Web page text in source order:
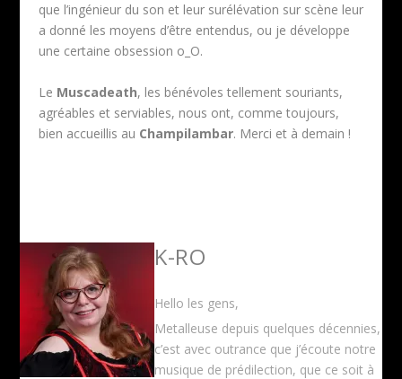
que l’ingénieur du son et leur surélévation sur scène leur
a donné les moyens d’être entendus, ou je développe
une certaine obsession o_O.
Le Muscadeath, les bénévoles tellement souriants,
agréables et serviables, nous ont, comme toujours,
bien accueillis au Champilambar. Merci et à demain !
K-RO
Hello les gens,
Metalleuse depuis quelques décennies,
c’est avec outrance que j’écoute notre
musique de prédilection, que ce soit à